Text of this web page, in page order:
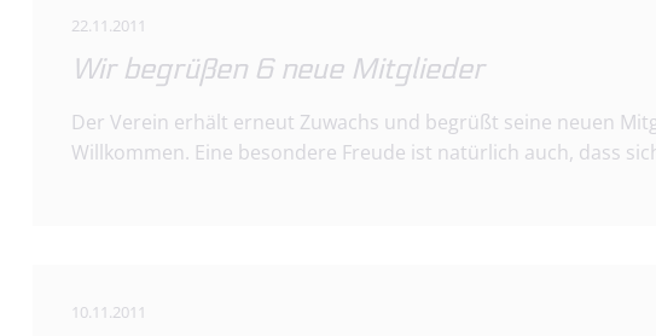
22.11.2011
Wir begrüßen 6 neue Mitglieder
Der Verein erhält erneut Zuwachs und begrüßt seine neuen
Willkommen. Eine besondere Freude ist natürlich auch, dass
10.11.2011